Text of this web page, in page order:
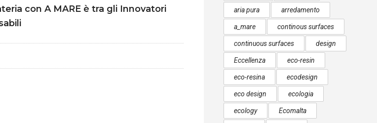
con A MARE è tra gli Innovatori
aria pura arredamento
a_mare continous surfaces
continuous surfaces design
Eccellenza eco-resin
eco-resina ecodesign
eco design ecologia
ecology Ecomalta